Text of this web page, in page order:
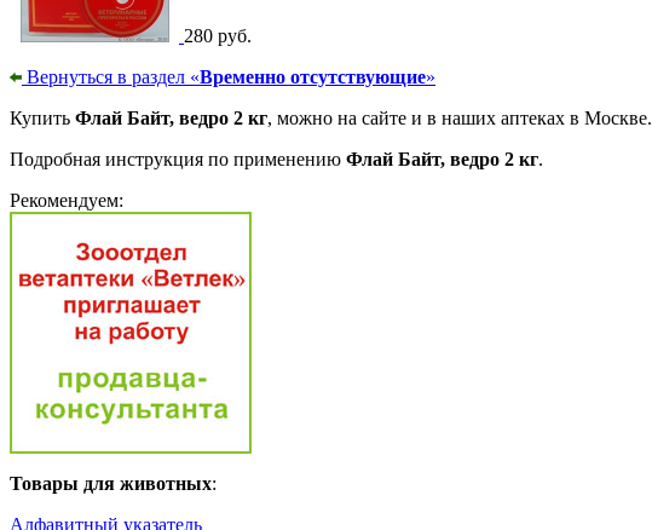
280 руб.
Вернуться в раздел «Временно отсутствующие»
Купить Флай Байт, ведро 2 кг, можно на сайте и в наших аптеках в Москве.
Подробная инструкция по применению Флай Байт, ведро 2 кг.
Рекомендуем:
Товары для животных:
Алфавитный указатель